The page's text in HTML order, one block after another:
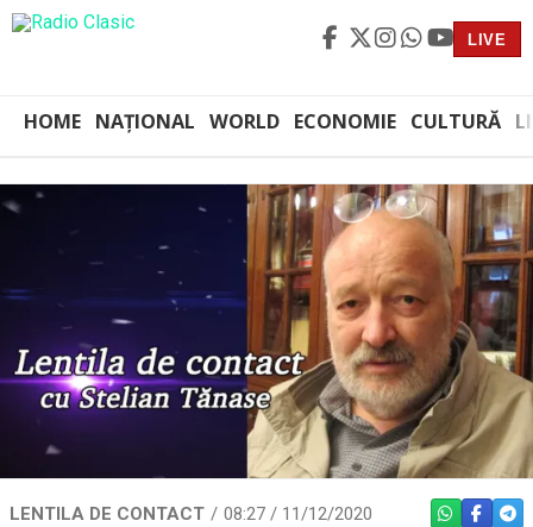
LIVE
HOME NAȚIONAL WORLD ECONOMIE CULTURĂ
LENTILA DE CONTACT 08:27 / 11/12/2020 WHATSAPP